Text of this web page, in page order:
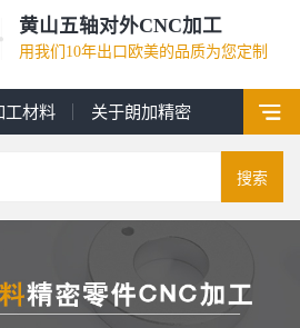
黄山五轴对外CNC加工
用我们10年出口欧美的品质为您定制
工材料 关于朗加精密
搜索